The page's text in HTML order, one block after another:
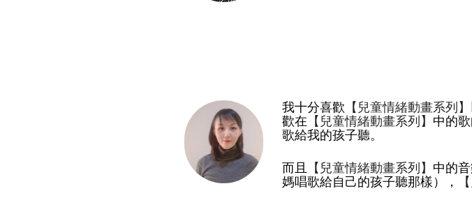
我十分喜歡 【兒童情緒動畫系列】
歡在 【兒童情緒動畫系列】 中的
歌給我的孩子聽。
而且 【兒童情緒動畫系列】 中的
媽唱歌給自己的孩子聽那樣），